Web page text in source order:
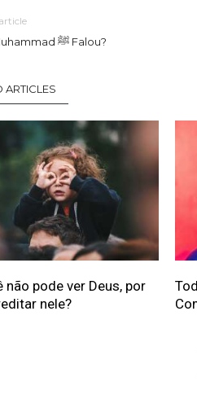
O que Muhammad ﷺ Falou?
ARTICLES
não pode ver Deus, por
nele?